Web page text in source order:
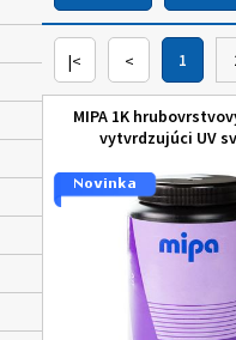
|< < 1
MIPA 1K
vytvrdzujúci UV